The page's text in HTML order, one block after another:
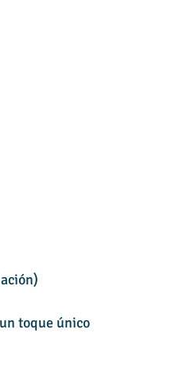
toque único